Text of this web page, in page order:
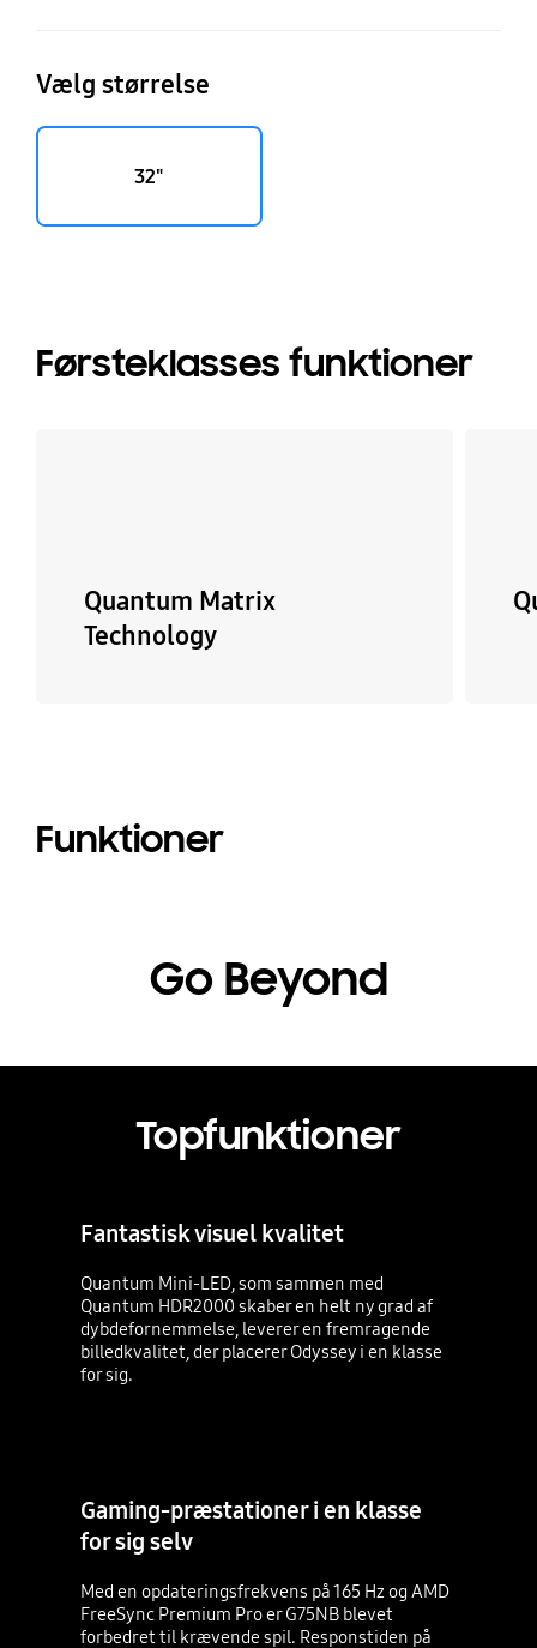
Vælg størrelse
32"
Førsteklasses funktioner
Quantum Matrix
Technology
Funktioner
Go Beyond
Topfunktioner
Fantastisk visuel kvalitet
Quantum Mini-LED, som sammen med
Quantum HDR2000 skaber en helt ny grad af
dybdefornemmelse, leverer en fremragende
billedkvalitet, der placerer Odyssey i en klasse
for sig.
Gaming-præstationer i en klasse
for sig selv
Med en opdateringsfrekvens på 165 Hz og AMD
FreeSync Premium Pro er G75NB blevet
forbedret til krævende spil. Responstiden på